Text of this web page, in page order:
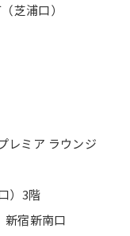
芝浦口）
レミア ラウンジ
）3階
新宿新南口